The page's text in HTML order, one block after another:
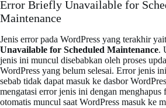
Error Briefly Unavailable for
Maintenance
Jenis error pada WordPress yang terakhir
Unavailable for Scheduled Maintenance.
jenis ini muncul disebabkan oleh proses
WordPress yang belum selesai. Error jenis
sebab tidak dapat masuk ke dasbor
mengatasi error jenis ini dengan menghapus
otomatis muncul saat WordPress masuk ke